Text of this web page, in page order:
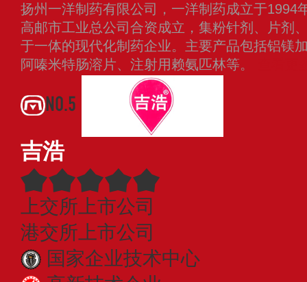
扬州一洋制药有限公司，一洋制药成立于1994
高邮市工业总公司合资成立，集粉针剂、片剂
于一体的现代化制药企业。主要产品包括铝镁
阿嗪米特肠溶片、注射用赖氨匹林等。
NO.5
吉浩
上交所上市公司
港交所上市公司
国家企业技术中心